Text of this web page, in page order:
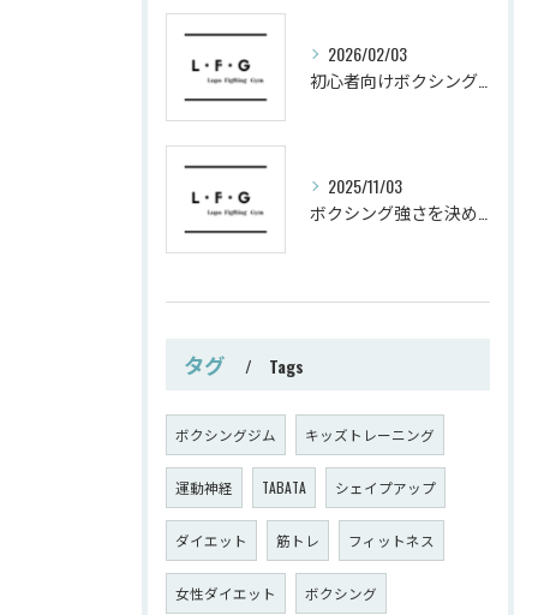
2026/02/03
2025/11/03
タグ Tags
ボクシングジム キッズトレーニング
運動神経 TABATA シェイプアップ
ダイエット 筋トレ フィットネス
女性ダイエット ボクシング